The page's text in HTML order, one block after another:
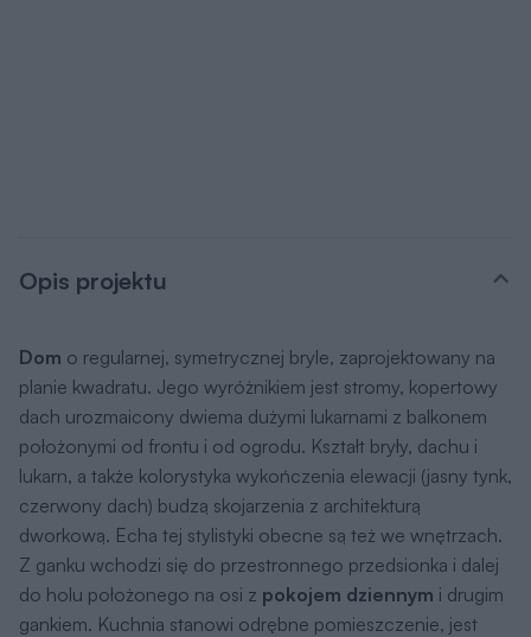
Opis projektu
Dom o regularnej, symetrycznej bryle, zaprojektowany na
planie kwadratu. Jego wyróżnikiem jest stromy, kopertowy
dach urozmaicony dwiema dużymi lukarnami z balkonem
położonymi od frontu i od ogrodu. Kształt bryły, dachu i
lukarn, a także kolorystyka wykończenia elewacji (jasny tynk,
czerwony dach) budzą skojarzenia z architekturą
dworkową. Echa tej stylistyki obecne są też we wnętrzach.
Z ganku wchodzi się do przestronnego przedsionka i dalej
do holu położonego na osi z pokojem dziennym i drugim
gankiem. Kuchnia stanowi odrębne pomieszczenie, jest